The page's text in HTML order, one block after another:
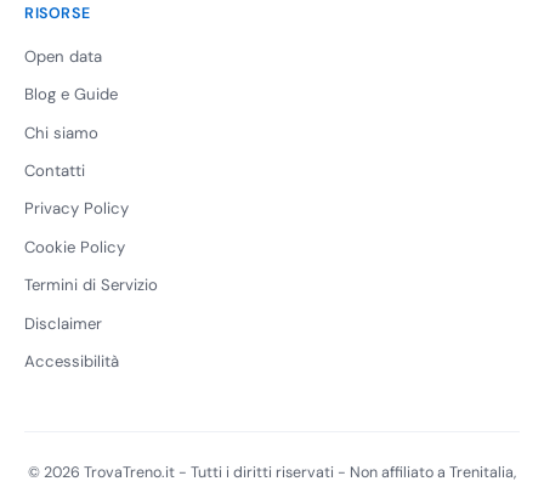
RISORSE
Open data
Blog e Guide
Chi siamo
Contatti
Privacy Policy
Cookie Policy
Termini di Servizio
Disclaimer
Accessibilità
© 2026 TrovaTreno.it - Tutti i diritti riservati - Non affiliato a Trenitalia,